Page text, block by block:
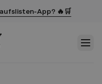
App? 🔥🛒